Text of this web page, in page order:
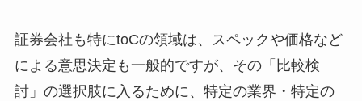
証券会社も特にtoCの領域は、スペックや価格など
による意思決定も一般的ですが、その「比較検
討」の選択肢に入るために、特定の業界・特定の